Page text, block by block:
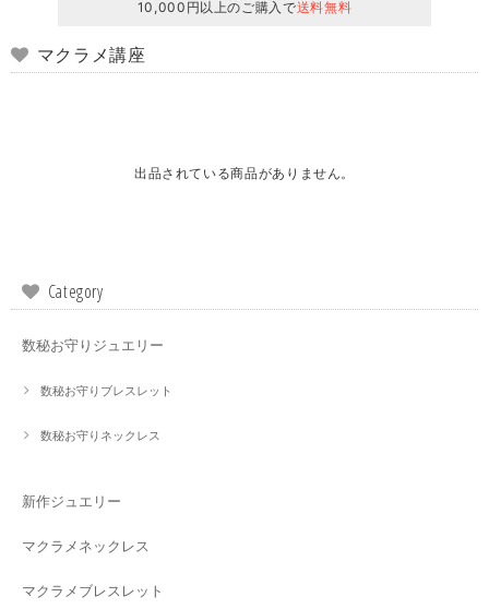
10,000円以上のご購入で送料無料
マクラメ講座
出品されている商品がありません。
Category
数秘お守りジュエリー
数秘お守りブレスレット
数秘お守りネックレス
新作ジュエリー
マクラメネックレス
マクラメブレスレット